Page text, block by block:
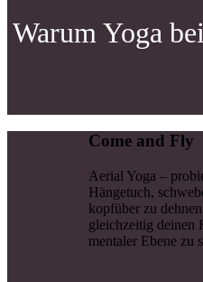
Warum Yoga
Come and Fly
Aerial Yoga –
Hängetuch,
kopfüber zu
gleichzeitig deinen
mentaler Ebene zu